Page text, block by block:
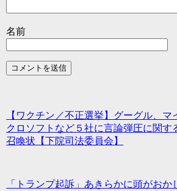
名前
【ワクチン／不正選挙】グーグル、マ
クロソフトなど５社に言論弾圧に関す
召喚状【下院司法委員会】
「トランプ起訴」あきらかに頭がおか